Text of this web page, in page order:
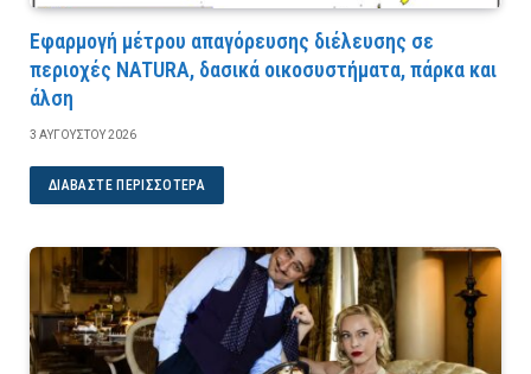
Εφαρμογή μέτρου απαγόρευσης διέλευσης σε
περιοχές NATURA, δασικά οικοσυστήματα, πάρκα και
άλση
3 ΑΥΓΟΎΣΤΟΥ 2026
ΔΙΑΒΆΣΤΕ ΠΕΡΙΣΣΌΤΕΡΑ